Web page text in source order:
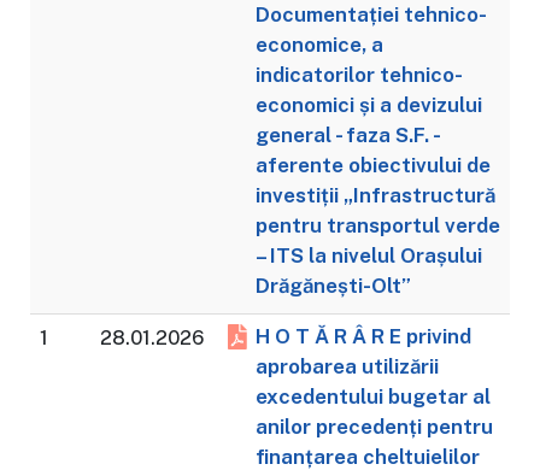
Documentației tehnico-
economice, a
indicatorilor tehnico-
economici și a devizului
general - faza S.F. -
aferente obiectivului de
investiții „Infrastructură
pentru transportul verde
– ITS la nivelul Orașului
Drăgănești-Olt”
1 28.01.2026
H O T Ă R Â R E privind
aprobarea utilizării
excedentului bugetar al
anilor precedenți pentru
finanțarea cheltuielilor